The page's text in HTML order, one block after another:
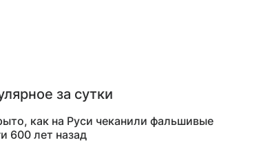
за сутки
как на Руси чеканили фальшивые
600 лет назад